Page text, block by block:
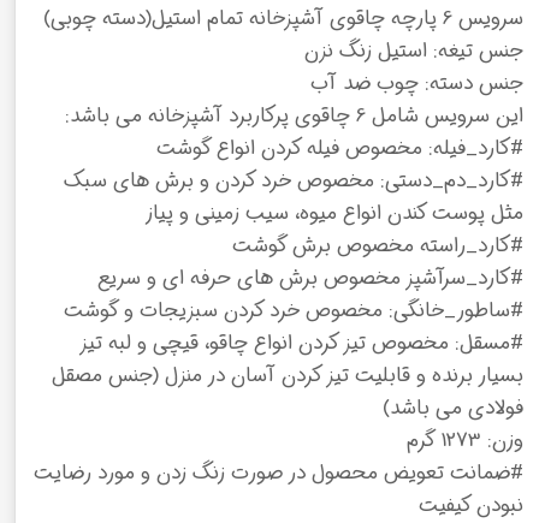
سرویس 6 پارچه چاقوی آشپزخانه تمام استیل(دسته چوبی)
جنس تیغه: استیل زنگ نزن
جنس دسته: چوب ضد آب
این سرویس شامل 6 چاقوی پرکاربرد آشپزخانه می باشد:
#کارد_فیله: مخصوص فیله کردن انواع گوشت
#کارد_دم_دستی: مخصوص خرد کردن و برش های سبک
مثل پوست کندن انواع میوه، سیب زمینی و پیاز
#کارد_راسته مخصوص برش گوشت
#کارد_سرآشپز مخصوص برش های حرفه ای و سریع
#ساطور_خانگی: مخصوص خرد کردن سبزیجات و گوشت
#مسقل: مخصوص تیز کردن انواع چاقو، قیچی و لبه تیز
بسیار برنده و قابلیت تیز کردن آسان در منزل (جنس مصقل
فولادی می باشد)
وزن: 1273 گرم
#ضمانت تعویض محصول در صورت زنگ زدن و مورد رضایت
نبودن کیفیت